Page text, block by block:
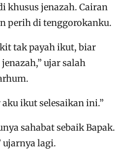
khusus jenazah. Cairan
perih di tenggorokanku.
tak payah ikut, biar
ujar salah
ikut selesaikan ini.”
sahabat sebaik Bapak.
ujarnya lagi.